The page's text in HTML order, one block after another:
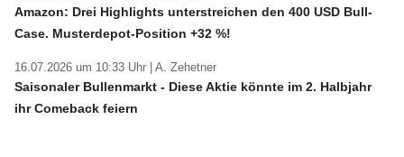
Amazon: Drei Highlights unterstreichen den 400 USD Bull-
Case. Musterdepot-Position +32 %!
16.07.2026 um 10:33 Uhr | A. Zehetner
Saisonaler Bullenmarkt - Diese Aktie könnte im 2. Halbjahr
ihr Comeback feiern